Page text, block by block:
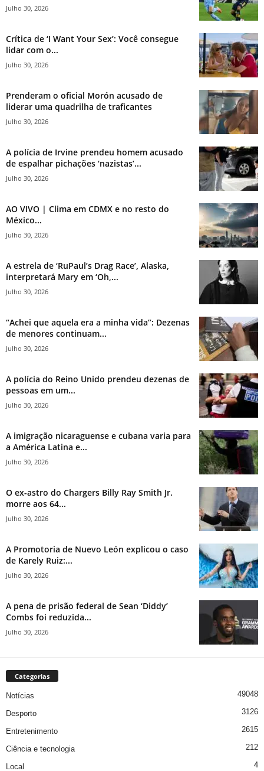
Julho 30, 2026
Crítica de ‘I Want Your Sex’: Você consegue
lidar com o...
Julho 30, 2026
Prenderam o oficial Morón acusado de
liderar uma quadrilha de traficantes
Julho 30, 2026
A polícia de Irvine prendeu homem acusado
de espalhar pichações ‘nazistas’...
Julho 30, 2026
AO VIVO | Clima em CDMX e no resto do
México...
Julho 30, 2026
A estrela de ‘RuPaul’s Drag Race’, Alaska,
interpretará Mary em ‘Oh,...
Julho 30, 2026
“Achei que aquela era a minha vida”: Dezenas
de menores continuam...
Julho 30, 2026
A polícia do Reino Unido prendeu dezenas de
pessoas em um...
Julho 30, 2026
A imigração nicaraguense e cubana varia para
a América Latina e...
Julho 30, 2026
O ex-astro do Chargers Billy Ray Smith Jr.
morre aos 64...
Julho 30, 2026
A Promotoria de Nuevo León explicou o caso
de Karely Ruiz:...
Julho 30, 2026
A pena de prisão federal de Sean ‘Diddy’
Combs foi reduzida...
Julho 30, 2026
Categorias
Notícias 49048
Desporto 3126
Entretenimento 2615
Ciência e tecnologia 212
Local 4